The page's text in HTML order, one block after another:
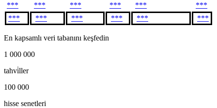
***
*** *** *** ***
***
***
*** *** *** *** ***
En kapsamlı veri tabanını keşfedin
1 000 000
tahvi̇ller
100 000
hisse senetleri